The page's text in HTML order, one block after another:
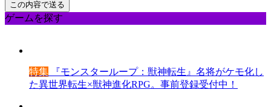
ゲームを探す
特集 『モンスターループ：獣神転生』名将がケモ化し
た異世界転生×獣神進化RPG。事前登録受付中！